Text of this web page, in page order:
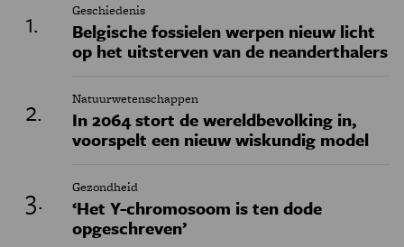
Geschiedenis
Belgische fossielen werpen nieuw licht
op het uitsterven van de neanderthalers
Natuurwetenschappen
In 2064 stort de wereldbevolking in,
voorspelt een nieuw wiskundig model
Gezondheid
‘Het Y-chromosoom is ten dode
opgeschreven’